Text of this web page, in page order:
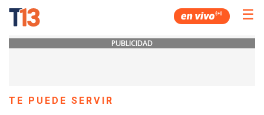
☰
PUBLICIDAD
TE PUEDE SERVIR